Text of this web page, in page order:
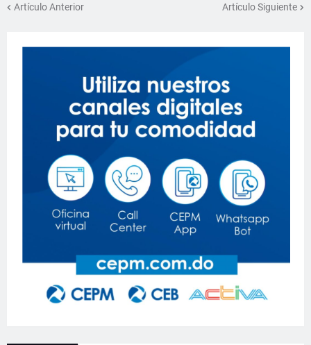
Artículo Anterior Artículo Siguiente